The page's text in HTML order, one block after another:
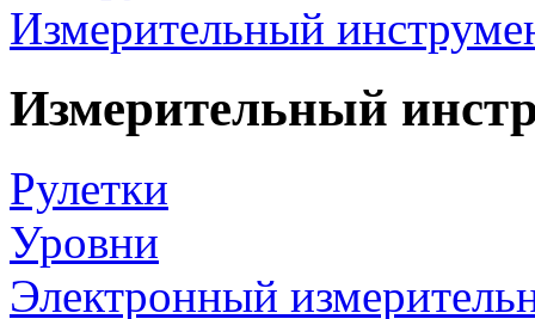
Измерительный
Измерительный
Рулетки
Уровни
Электронный